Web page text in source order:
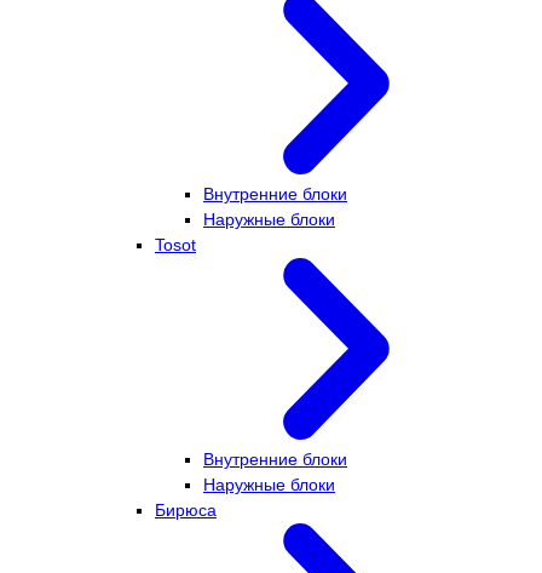
Внутренние блоки
Наружные блоки
Tosot
Внутренние блоки
Наружные блоки
Бирюса